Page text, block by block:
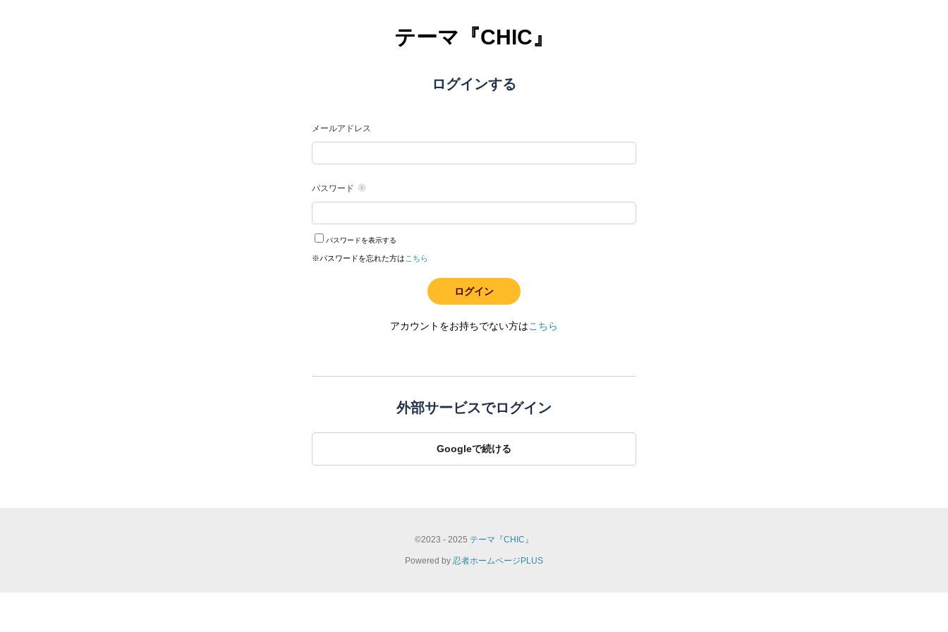
テーマ『CHIC』
ログインする
メールアドレス
パスワード
パスワードを表示する
※パスワードを忘れた方は こちら
ログイン
アカウントをお持ちでない方はこちら
外部サービスでログイン
Googleで続ける
©2023 - 2025 テーマ『CHIC』
Powered by 忍者ホームページPLUS